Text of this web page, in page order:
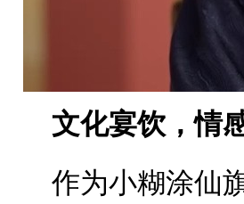
文化宴饮，情
作为小糊涂仙